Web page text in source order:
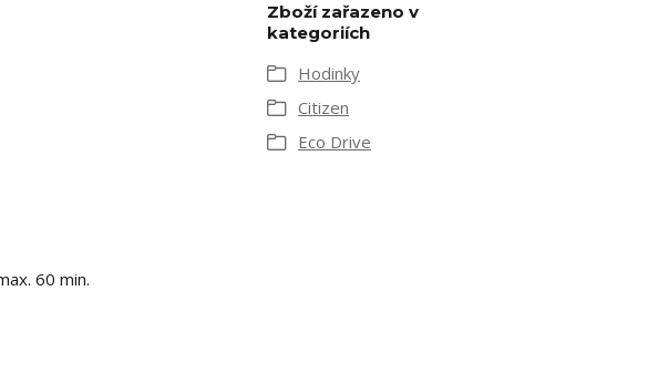
60 min.
Zboží zařazeno v
kategoriích
Hodinky
Citizen
Eco Drive